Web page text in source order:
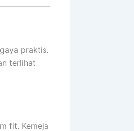
praktis.
terlihat
fit. Kemeja